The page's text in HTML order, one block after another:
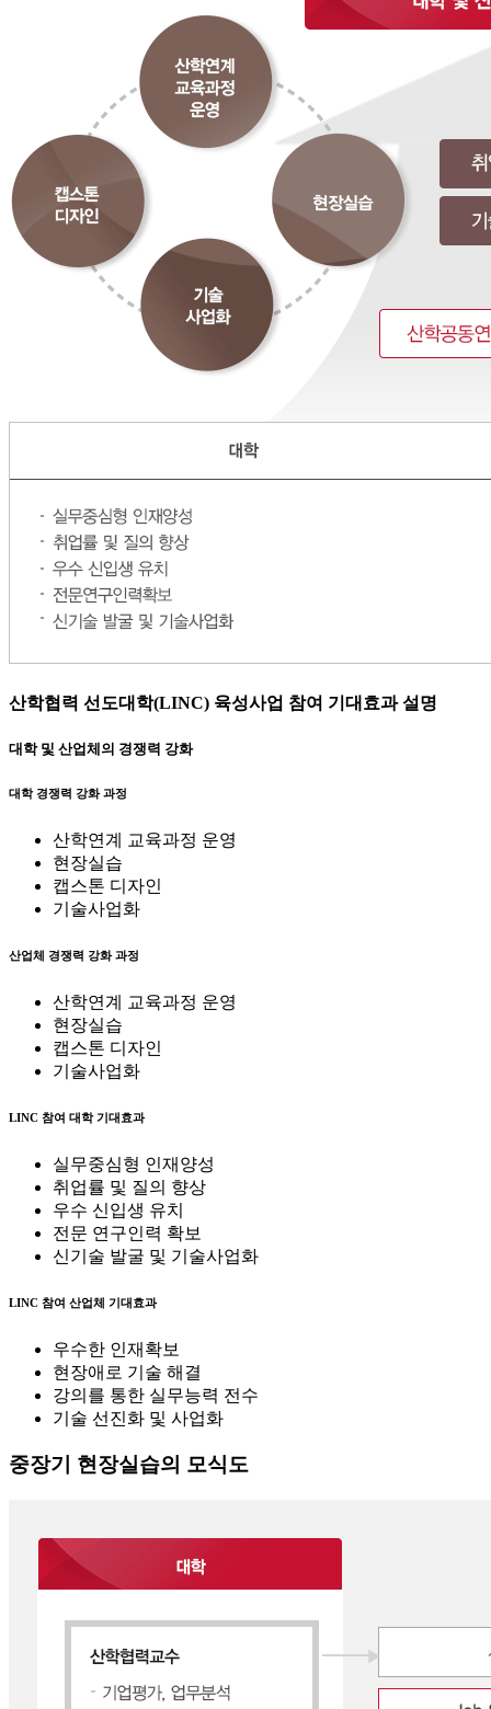
산학협력 선도대학(LINC) 육성사업 참여 기대효과 설명
대학 및 산업체의 경쟁력 강화
대학 경쟁력 강화 과정
산학연계 교육과정 운영
현장실습
캡스톤 디자인
기술사업화
산업체 경쟁력 강화 과정
산학연계 교육과정 운영
현장실습
캡스톤 디자인
기술사업화
LINC 참여 대학 기대효과
실무중심형 인재양성
취업률 및 질의 향상
우수 신입생 유치
전문 연구인력 확보
신기술 발굴 및 기술사업화
LINC 참여 산업체 기대효과
우수한 인재확보
현장애로 기술 해결
강의를 통한 실무능력 전수
기술 선진화 및 사업화
중장기 현장실습의 모식도